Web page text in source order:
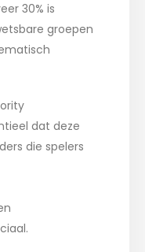
30% is
groepen
dat deze
die spelers